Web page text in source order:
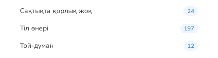
Сақтықта қорлық жоқ 24
Тіл өнері 197
Той-думан 12